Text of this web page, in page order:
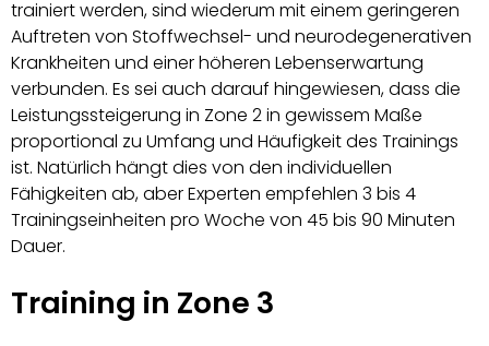
trainiert werden, sind wiederum mit einem geringeren
Auftreten von Stoffwechsel- und neurodegenerativen
Krankheiten und einer höheren Lebenserwartung
verbunden. Es sei auch darauf hingewiesen, dass die
Leistungssteigerung in Zone 2 in gewissem Maße
proportional zu Umfang und Häufigkeit des Trainings
ist. Natürlich hängt dies von den individuellen
Fähigkeiten ab, aber Experten empfehlen 3 bis 4
Trainingseinheiten pro Woche von 45 bis 90 Minuten
Dauer.
Training in Zone 3